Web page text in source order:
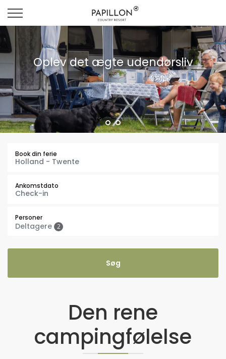
Oplev det ægte udendørsliv
Book din ferie
Ankomstdato
Personer
Deltagere 2
Den rene
campingfølelse